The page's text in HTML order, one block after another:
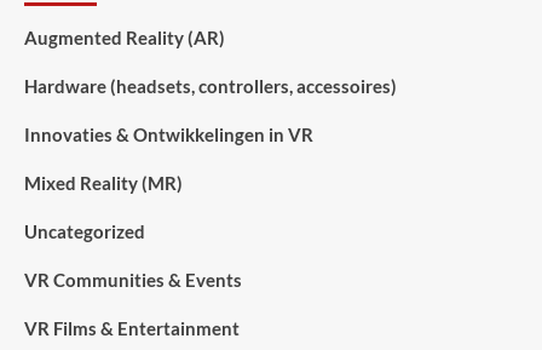
Augmented Reality (AR)
Hardware (headsets, controllers, accessoires)
Innovaties & Ontwikkelingen in VR
Mixed Reality (MR)
Uncategorized
VR Communities & Events
VR Films & Entertainment